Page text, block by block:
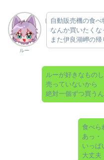
ルー
自動販売機の食べ
なんか買いたくな
また伊良湖岬の帰
ルーが好きなもの
売っていないから
絶対一個ずつ買う
食べら
あっ・
いっぱ
大丈夫